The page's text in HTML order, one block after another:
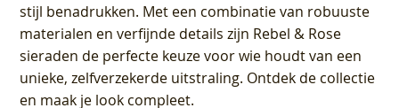
stijl benadrukken. Met een combinatie van robuuste
materialen en verfijnde details zijn Rebel & Rose
sieraden de perfecte keuze voor wie houdt van een
unieke, zelfverzekerde uitstraling. Ontdek de collectie
en maak je look compleet.